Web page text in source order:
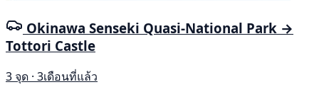
Okinawa Senseki Quasi-National Park →
Tottori Castle
3 จุด · 3เดือนที่แล้ว